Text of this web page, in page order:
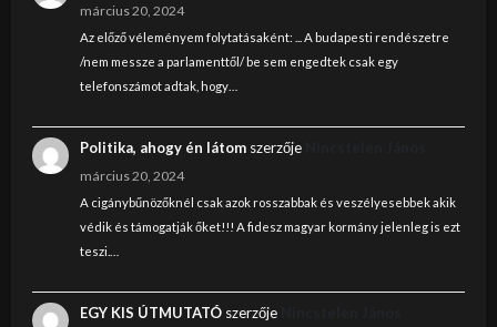
március 20, 2024
Az előző véleményem folytatásaként: ... A budapesti rendészetre
/nem messze a parlamenttől/ be sem engedtek csak egy
telefonszámot adtak, hogy…
Politika, ahogy én látomszerzője
március 20, 2024
A cigánybűnözőknél csak azok rosszabbak és veszélyesebbek akik
védik és támogatják őket!!! A fidesz magyar kormány jelenleg is ezt
teszi.…
EGY KIS ÚTMUTATÓszerzője